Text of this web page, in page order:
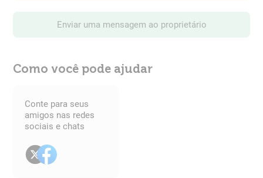
Enviar uma mensagem ao proprietário
Como você pode ajudar
Conte para seus
amigos nas redes
sociais e chats